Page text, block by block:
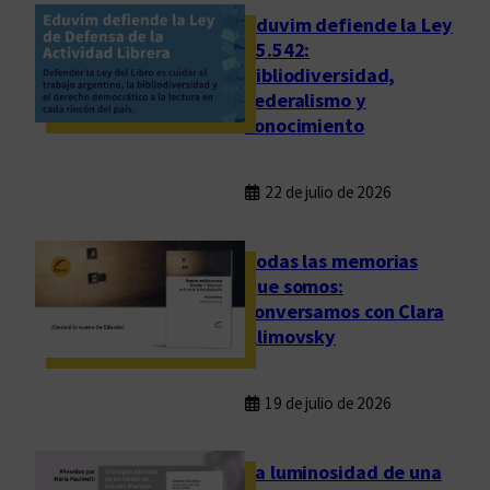
a
z
g
o
s
Eduvim defiende la Ley
25.542:
bibliodiversidad,
federalismo y
conocimiento
22 de julio de 2026
Todas las memorias
que somos:
conversamos con Clara
Klimovsky
19 de julio de 2026
La luminosidad de una